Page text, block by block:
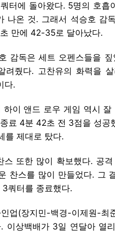
터에 돌아왔다. 5명의 호
나온 것. 그래서 석승호 감
만에 42-35로 달아났다.
감독은 세트 오펜스들을
려줬다. 고찬유의 화력을
다.
하이 앤드 로우 게임 역시
료 4분 42초 전 3점을 성
를 제대로 탔다.
스 또한 많이 확보했다. 공
찬스를 많이 만들었다. 그
쿼터를 종료했다.
업(장지민-백경-이제원-최
이상백배가 3일 연달아 열